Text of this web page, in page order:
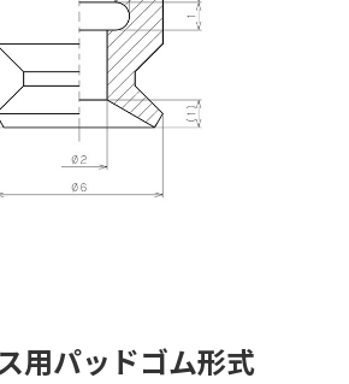
用パッドゴム形式